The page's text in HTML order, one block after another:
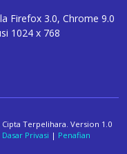
Firefox 3.0, Chrome 9.0
1024 x 768
Cipta Terpelihara. Version 1.0
Dasar Privasi | Penafian